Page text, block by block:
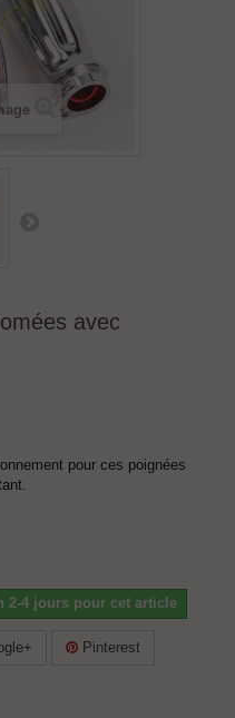
avec
pour ces poignées
2-4 jours pour cet article
Pinterest